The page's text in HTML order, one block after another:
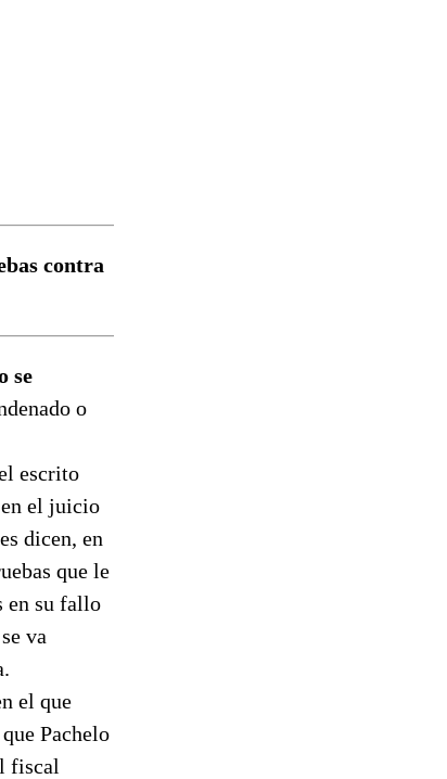
contra
se
o
escrito
en el juicio
dicen, en
que le
en su fallo
va
el que
Pachelo
fiscal